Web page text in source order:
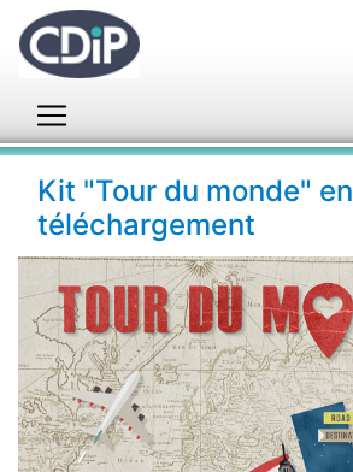
Kit "Tour du monde" en
téléchargement